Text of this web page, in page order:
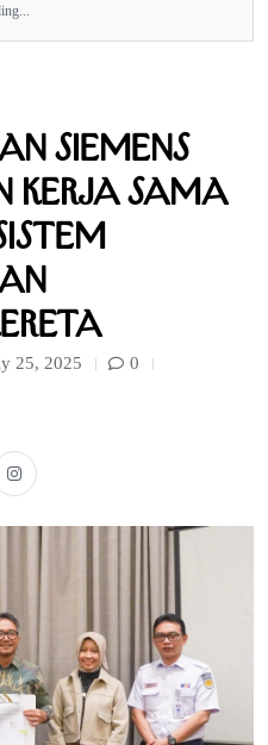
Siemens
Sama
25, 2025
0